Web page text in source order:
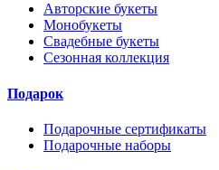
Авторские букеты
Монобукеты
Свадебные букеты
Сезонная коллекция
Подарок
Подарочные сертификаты
Подарочные наборы